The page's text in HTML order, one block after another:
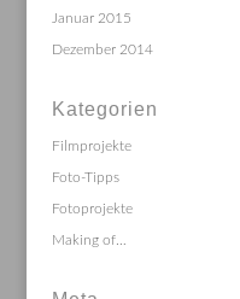
Januar 2015
Dezember 2014
Kategorien
Filmprojekte
Foto-Tipps
Fotoprojekte
Making of…